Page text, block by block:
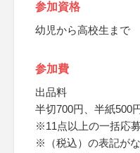
参加資格
幼児から高校生まで
参加費
出品料
半切700円、半紙500
※11点以上の一括応
※（税込）の表記が